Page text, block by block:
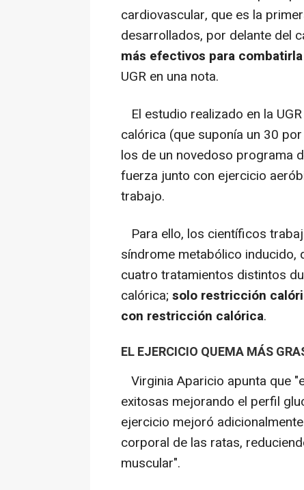
cardiovascular, que es la
desarrollados, por delante del
más efectivos para
UGR en una nota.
El estudio realizado en la
calórica (que suponía un 30
los de un novedoso programa
fuerza junto con ejercicio
trabajo.
Para ello, los científicos
síndrome metabólico
cuatro tratamientos distintos
calórica; solo restricción
con restricción calórica.
EL EJERCICIO QUEMA MÁS
Virginia Aparicio apunta que "
exitosas mejorando el perfil
ejercicio mejoró
corporal de las ratas,
muscular".